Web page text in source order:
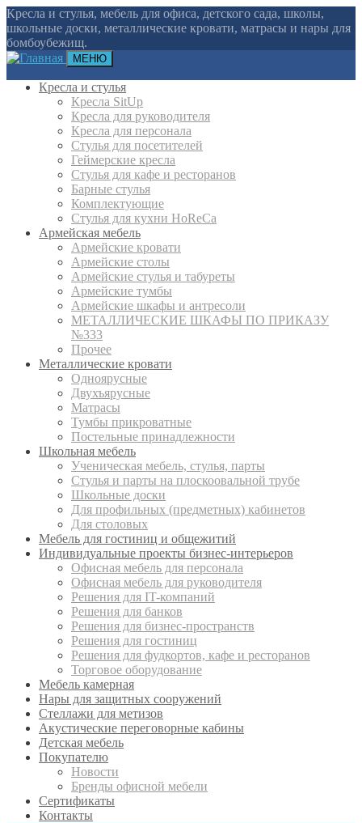
Кресла и стулья, мебель для офиса, детского сада, школы,
школьные доски, металлические кровати, матрасы и нары для
бомбоубежищ.
МЕНЮ
Кресла и стулья
Кресла SitUp
Кресла для руководителя
Кресла для персонала
Стулья для посетителей
Геймерские кресла
Cтулья для кафе и ресторанов
Барные стулья
Комплектующие
Стулья для кухни HoReCa
Армейская мебель
Армейские кровати
Армейские столы
Армейские стулья и табуреты
Армейские тумбы
Армейские шкафы и антресоли
МЕТАЛЛИЧЕСКИЕ ШКАФЫ ПО ПРИКАЗУ
№333
Прочее
Металлические кровати
Одноярусные
Двухъярусные
Матрасы
Тумбы прикроватные
Постельные принадлежности
Школьная мебель
Ученическая мебель, стулья, парты
Стулья и парты на плоскоовальной трубе
Школьные доски
Для профильных (предметных) кабинетов
Для столовых
Мебель для гостиниц и общежитий
Индивидуальные проекты бизнес-интерьеров
Офисная мебель для персонала
Офисная мебель для руководителя
Решения для IT-компаний
Решения для банков
Решения для бизнес-пространств
Решения для гостиниц
Решения для фудкортов, кафе и ресторанов
Торговое оборудование
Мебель камерная
Нары для защитных сооружений
Стеллажи для метизов
Акустические переговорные кабины
Детская мебель
Покупателю
Новости
Бренды офисной мебели
Сертификаты
Контакты